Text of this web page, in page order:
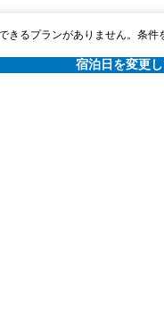
きるプランがありません。条件
宿泊日を変更